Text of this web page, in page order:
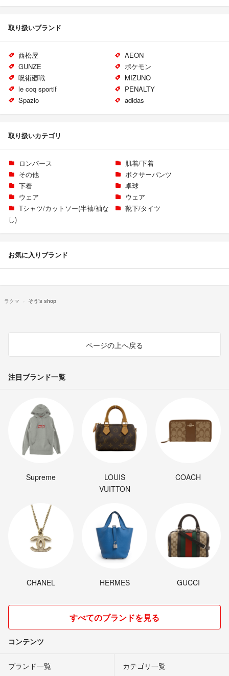
取り扱いブランド
西松屋
AEON
GUNZE
ポケモン
呪術廻戦
MIZUNO
le coq sportif
PENALTY
Spazio
adidas
取り扱いカテゴリ
ロンパース
肌着/下着
その他
ボクサーパンツ
下着
卓球
ウェア
ウェア
Tシャツ/カットソー(半袖/袖な
し)
靴下/タイツ
お気に入りブランド
ラクマ そう's shop
ページの上へ戻る
注目ブランド一覧
Supreme
LOUIS
VUITTON
COACH
CHANEL HERMES GUCCI
すべてのブランドを見る
コンテンツ
ブランド一覧 カテゴリ一覧